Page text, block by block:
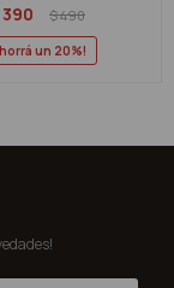
390 $490
20